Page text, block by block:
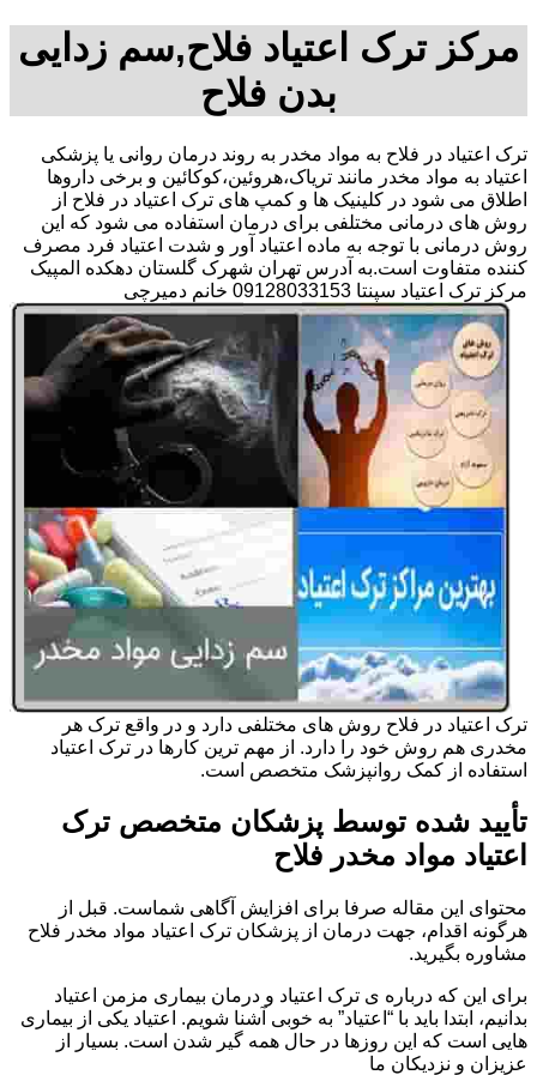
مرکز ترک اعتیاد فلاح,سم زدایی
بدن فلاح
ترک اعتیاد در فلاح به مواد مخدر به روند درمان روانی یا پزشکی
اعتیاد به مواد مخدر مانند تریاک،هروئین،کوکائین و برخی داروها
اطلاق می شود در کلینیک ها و کمپ های ترک اعتیاد در فلاح از
روش های درمانی مختلفی برای درمان استفاده می شود که این
روش درمانی با توجه به ماده اعتیاد آور و شدت اعتیاد فرد مصرف
کننده متفاوت است.به آدرس تهران شهرک گلستان دهکده المپیک
مرکز ترک اعتیاد سپنتا 09128033153 خانم دمیرچی
ترک اعتیاد در فلاح روش های مختلفی دارد و در واقع ترک هر
مخدری هم روش خود را دارد. از مهم ترین کارها در ترک اعتیاد
استفاده از کمک روانپزشک متخصص است.
تأیید شده توسط پزشکان متخصص ترک
اعتیاد مواد مخدر فلاح
محتوای این مقاله صرفا برای افزایش آگاهی شماست. قبل از
هرگونه اقدام، جهت درمان از پزشکان ترک اعتیاد مواد مخدر فلاح
مشاوره بگیرید.
برای این که درباره ی ترک اعتیاد و درمان بیماری مزمن اعتیاد
بدانیم، ابتدا باید با “اعتیاد” به خوبی آشنا شویم. اعتیاد یکی از بیماری
هایی است که این روزها در حال همه گیر شدن است. بسیار از
عزیزان و نزدیکان ما